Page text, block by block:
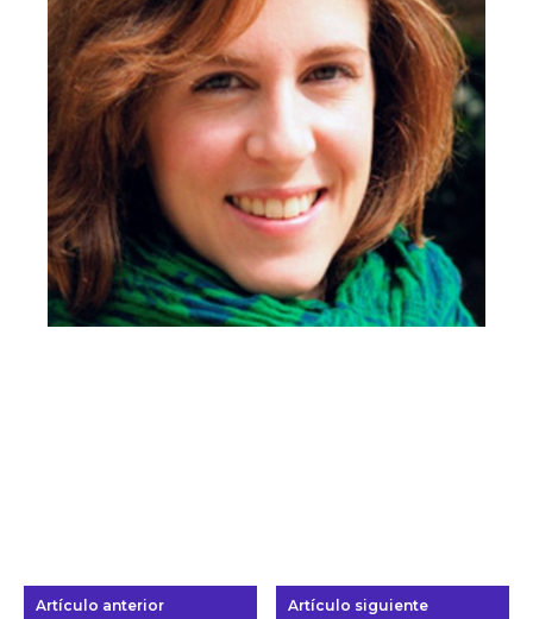
Artículo anterior Artículo siguiente